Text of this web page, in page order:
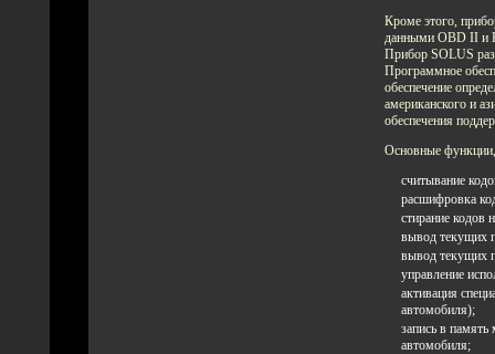
Кроме этого,
данными OBD II и
Прибор SOLUS
Программное
обеспечение
американского и
обеспечения
Основные
считывание
расшифровка
стирание кодов
вывод текущих
вывод текущих
управление
активация
автомобиля);
запись в
автомобиля;